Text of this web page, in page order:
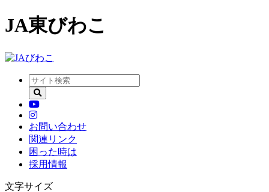
JA東びわこ
お問い合わせ
関連リンク
困った時は
採用情報
文字サイズ